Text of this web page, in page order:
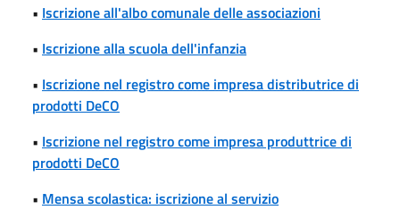
• Iscrizione all'albo comunale delle associazioni
• Iscrizione alla scuola dell'infanzia
• Iscrizione nel registro come impresa distributrice di
prodotti DeCO
• Iscrizione nel registro come impresa produttrice di
prodotti DeCO
• Mensa scolastica: iscrizione al servizio